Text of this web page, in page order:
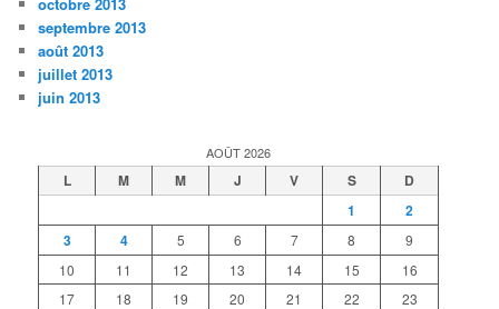
septembre 2013
août 2013
juillet 2013
juin 2013
AOÛT 2026
L M M J V S
D
1
2
3
4 5 6 7 8
9
10
11 12 13 14 15
16
17
18 19 20 21 22
23